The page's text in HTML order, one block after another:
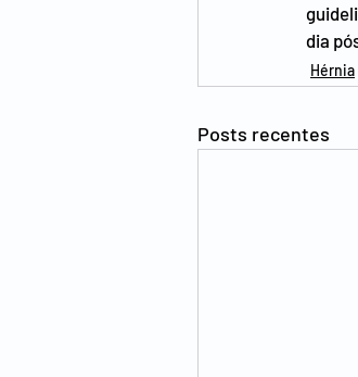
dia
Hérnia
Posts recentes